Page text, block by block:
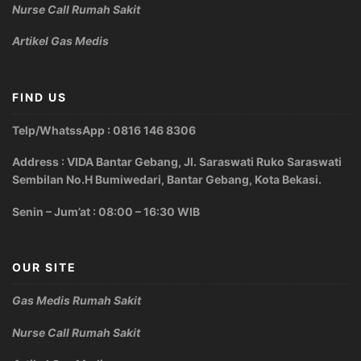
Nurse Call Rumah Sakit
Artikel Gas Medis
FIND US
Telp/WhatssApp : 0816 146 8306
Address : VIDA Bantar Gebang, Jl. Saraswati Ruko Saraswati
Sembilan No.H Bumiwedari, Bantar Gebang, Kota Bekasi.
Senin – Jum’at : 08:00 – 16:30 WIB
OUR SITE
Gas Medis Rumah Sakit
Nurse Call Rumah Sakit